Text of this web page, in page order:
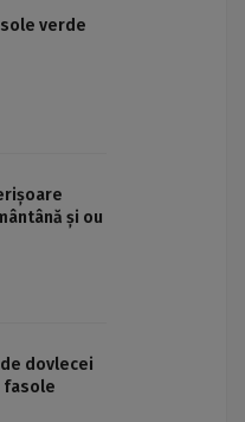
verde
și ou
dovlecei
fasole